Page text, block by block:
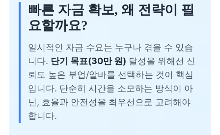
빠른 자금 확보, 왜 전략이 필
요할까요?
일시적인 자금 수요는 누구나 겪을 수 있습
니다. 단기 목표(30만 원) 달성을 위해선 신
뢰도 높은 부업/알바를 선택하는 것이 핵심
입니다. 단순히 시간을 소모하는 방식이 아
닌, 효율과 안전성을 최우선으로 고려해야
합니다.